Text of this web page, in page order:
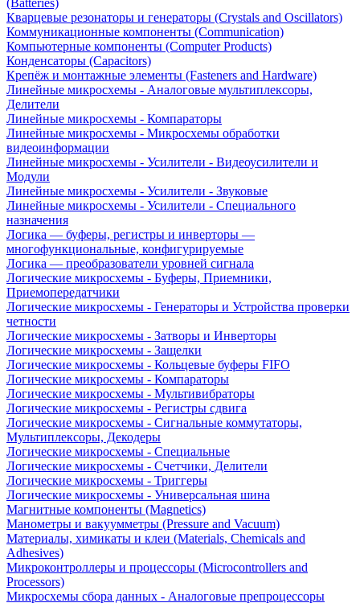
(Batteries)
Кварцевые резонаторы и генераторы (Crystals and Oscillators)
Коммуникационные компоненты (Communication)
Компьютерные компоненты (Computer Products)
Конденсаторы (Capacitors)
Крепёж и монтажные элементы (Fasteners and Hardware)
Линейные микросхемы - Аналоговые мультиплексоры,
Делители
Линейные микросхемы - Компараторы
Линейные микросхемы - Микросхемы обработки
видеоинформации
Линейные микросхемы - Усилители - Видеоусилители и
Модули
Линейные микросхемы - Усилители - Звуковые
Линейные микросхемы - Усилители - Специального
назначения
Логика — буферы, регистры и инверторы —
многофункциональные, конфигурируемые
Логика — преобразователи уровней сигнала
Логические микросхемы - Буферы, Приемники,
Приемопередатчики
Логические микросхемы - Генераторы и Устройства проверки
четности
Логические микросхемы - Затворы и Инверторы
Логические микросхемы - Защелки
Логические микросхемы - Кольцевые буферы FIFO
Логические микросхемы - Компараторы
Логические микросхемы - Мультивибраторы
Логические микросхемы - Регистры сдвига
Логические микросхемы - Сигнальные коммутаторы,
Мультиплексоры, Декодеры
Логические микросхемы - Специальные
Логические микросхемы - Счетчики, Делители
Логические микросхемы - Триггеры
Логические микросхемы - Универсальная шина
Магнитные компоненты (Magnetics)
Манометры и вакуумметры (Pressure and Vacuum)
Материалы, химикаты и клеи (Materials, Chemicals and
Adhesives)
Микроконтроллеры и процессоры (Microcontrollers and
Processors)
Микросхемы сбора данных - Аналоговые препроцессоры